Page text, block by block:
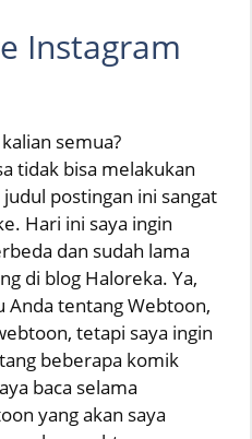
Instagram
semua?
tidak bisa melakukan
postingan ini sangat
Hari ini saya ingin
dan sudah lama
di blog Haloreka. Ya,
Anda tentang Webtoon,
tetapi saya ingin
beberapa komik
baca selama
yang akan saya